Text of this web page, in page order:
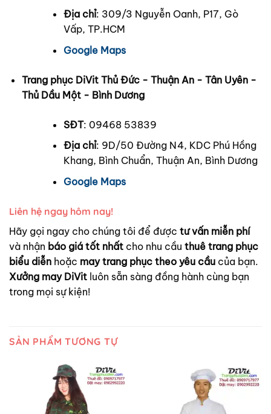
Địa chỉ: 309/3 Nguyễn Oanh, P17, Gò
Vấp, TP.HCM
Google Maps
Trang phục DiVit Thủ Đức - Thuận An - Tân Uyên -
Thủ Dầu Một - Bình Dương
SĐT: 09468 53839
Địa chỉ: 9D/50 Đường N4, KDC Phú Hồng
Khang, Bình Chuẩn, Thuận An, Bình Dương
Google Maps
Liên hệ ngay hôm nay!
Hãy gọi ngay cho chúng tôi để được tư vấn miễn phí
và nhận báo giá tốt nhất cho nhu cầu thuê trang phục
biểu diễn hoặc may trang phục theo yêu cầu của bạn.
Xưởng may DiVit luôn sẵn sàng đồng hành cùng bạn
trong mọi sự kiện!
SẢN PHẨM TƯƠNG TỰ